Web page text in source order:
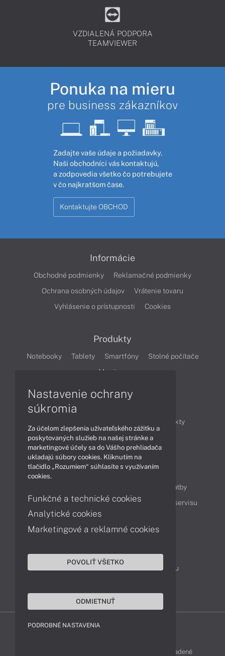
VZDIALENÁ PODPORA
TEAMVIEWER
Ponuka na mieru
pre business zákazníkov
Zadajte vaše údaje a požiadavky.
Naši obchodníci vás kontaktujú,
a zodpovedia všetko čo potrebujete
v čo najkratšom čase.
Kontaktujte OBCHOD
Informácie
Obchodné podmienky
Reklamačné podmienky
Ochrana osobných údajov
Vrátenie tovaru
Vyhlásenie o prístupnosti
Cookies
Produkty
Notebooky Tablety Smartfóny
Stolné počítače
Monitory
Produkty
Technológie
Videá
Obsah
Možnosti doručenia a platby
Podpora a servis
Servisné služby Cenník servisu
Kontakty
043 4224 771
Obchodné oddelenie
Reklamácia tovaru
LENOVO-SHOP © 2013 - 2026 Všetky práva vyhradené
Nastavenie ochrany
súkromia
Za účelom zlepšenia užívateľského zážitku a
poskytovaných služieb na našej stránke a
marketingové účely sa do Vášho prehliadača
ukladajú súbory cookies. Kliknutím na
tlačidlo „Rozumiem“ súhlasíte s využívaním
cookies.
Funkčné a technické cookies
Analytické cookies
Marketingové a reklamné cookies
POVOLIŤ VŠETKO
ODMIETNUŤ
PODROBNÉ NASTAVENIA